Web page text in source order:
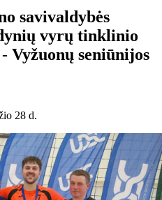
savivaldybės
vyrų tinklinio
Vyžuonų seniūnijos
28 d.